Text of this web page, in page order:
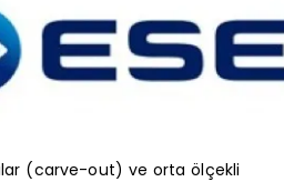
(carve-out) ve orta ölçekli